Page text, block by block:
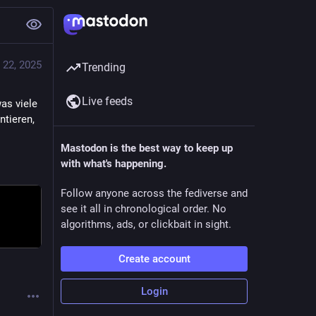
2025
viele
Trending
Live feeds
Mastodon is the best way to keep up
with what's happening.
Follow anyone across the fediverse and
see it all in chronological order. No
algorithms, ads, or clickbait in sight.
Create account
Login